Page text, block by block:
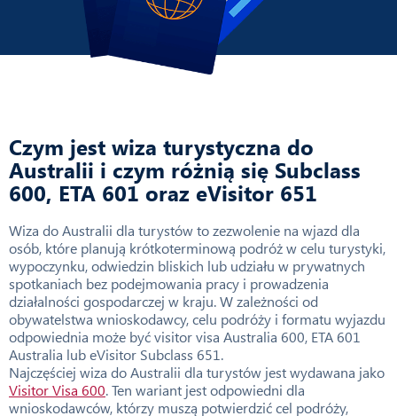
Czym jest wiza turystyczna do
Australii i czym różnią się Subclass
600, ETA 601 oraz eVisitor 651
Wiza do Australii dla turystów to zezwolenie na wjazd dla
osób, które planują krótkoterminową podróż w celu turystyki,
wypoczynku, odwiedzin bliskich lub udziału w prywatnych
spotkaniach bez podejmowania pracy i prowadzenia
działalności gospodarczej w kraju. W zależności od
obywatelstwa wnioskodawcy, celu podróży i formatu wyjazdu
odpowiednia może być visitor visa Australia 600, ETA 601
Australia lub eVisitor Subclass 651.
Najczęściej wiza do Australii dla turystów jest wydawana jako
Visitor Visa 600. Ten wariant jest odpowiedni dla
wnioskodawców, którzy muszą potwierdzić cel podróży,